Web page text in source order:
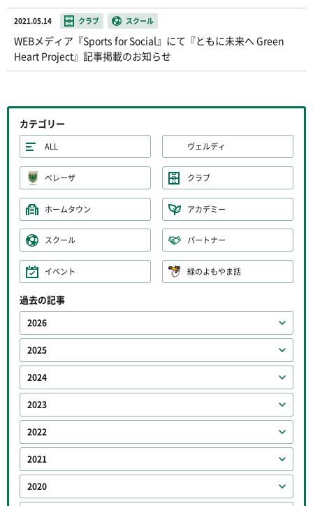
2021.05.14 クラブ スクール
WEBメディア『Sports for Social』にて『ともに未来へ Green
Heart Project』記事掲載のお知らせ
カテゴリー
ALL ヴェルディ
ベレーザ クラブ
ホームタウン アカデミー
スクール パートナー
イベント 緑のよもやま話
過去の記事
2026
2025
2024
2023
2022
2021
2020